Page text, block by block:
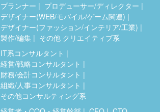
プランナー
プロデューサー/ディレクター
デザイナー(WEB/モバイル/ゲーム関連)
デザイナー(ファッション/インテリア/工業)
製作/編集
その他 クリエイティブ系
IT系コンサルタント
経営/戦略コンサルタント
財務/会計コンサルタント
組織/人事コンサルタント
その他コンサルティング系